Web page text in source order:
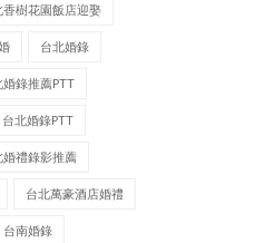
香樹花園飯店迎娶
台北婚錄
婚錄推薦PTT
台北婚錄PTT
婚禮錄影推薦
台北萬豪酒店婚禮
台南婚錄